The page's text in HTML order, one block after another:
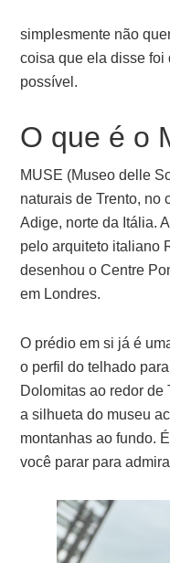
simplesmente não
coisa que ela disse
possível.
O que é o
MUSE (Museo delle
naturais de Trento, no
Adige, norte da Itália.
pelo arquiteto italiano
desenhou o Centre
em Londres.
O prédio em si já é
o perfil do telhado
Dolomitas ao redor de
a silhueta do museu
montanhas ao fundo.
você parar para